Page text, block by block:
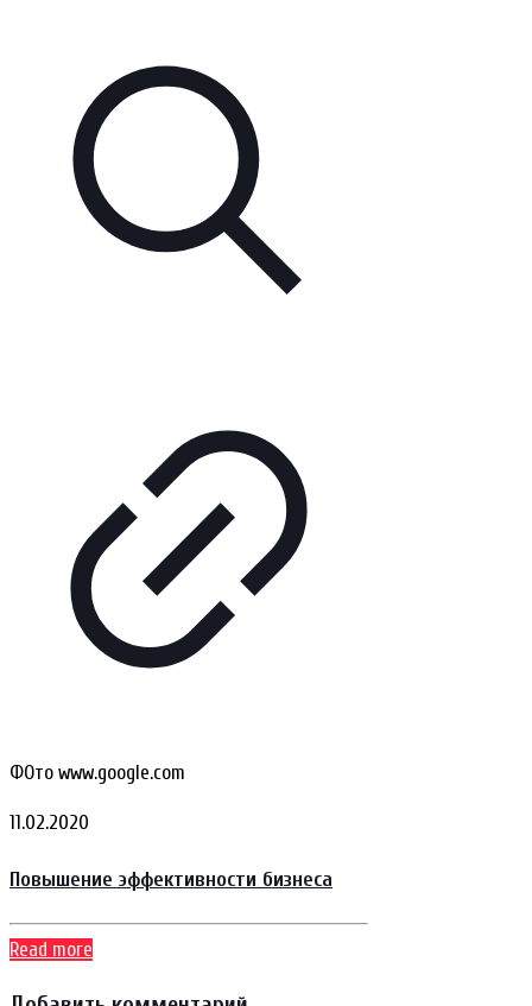
ФОто www.google.com
11.02.2020
Повышение эффективности бизнеса
Read more